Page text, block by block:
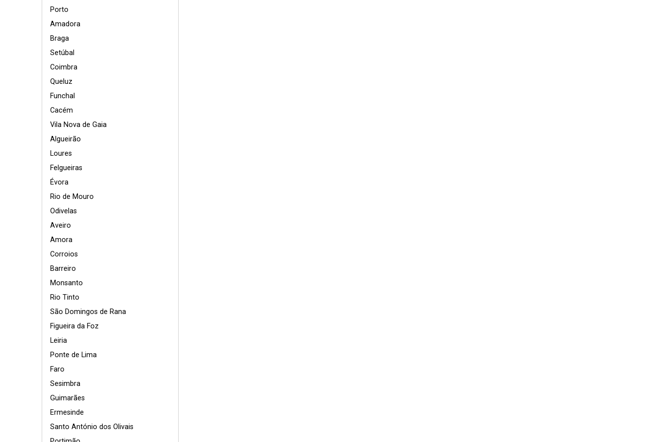
Porto
Amadora
Braga
Setúbal
Coimbra
Queluz
Funchal
Cacém
Vila Nova de Gaia
Algueirão
Loures
Felgueiras
Évora
Rio de Mouro
Odivelas
Aveiro
Amora
Corroios
Barreiro
Monsanto
Rio Tinto
São Domingos de Rana
Figueira da Foz
Leiria
Ponte de Lima
Faro
Sesimbra
Guimarães
Ermesinde
Santo António dos Olivais